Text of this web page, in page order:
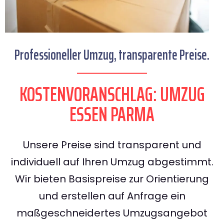
Professioneller Umzug, transparente Preise.
KOSTENVORANSCHLAG: UMZUG
ESSEN PARMA
Unsere Preise sind transparent und
individuell auf Ihren Umzug abgestimmt.
Wir bieten Basispreise zur Orientierung
und erstellen auf Anfrage ein
maßgeschneidertes Umzugsangebot